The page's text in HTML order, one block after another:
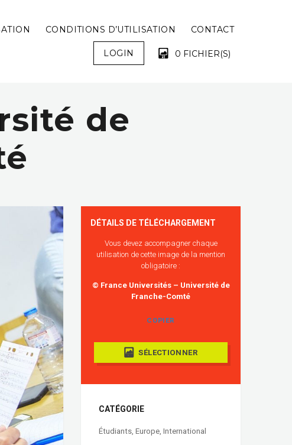
CONDITIONS D’UTILISATION CONTACT
LOGIN 0 FICHIER(S)
VOTRE PANIER EST VIDE !
de
DÉTAILS DE TÉLÉCHARGEMENT
Vous devez accompagner chaque
utilisation de cette image de la mention
obligatoire :
© France Universités – Université de
Franche-Comté
COPIER
SÉLECTIONNER
CATÉGORIE
Étudiants, Europe, International